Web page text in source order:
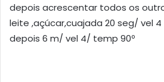
depois acrescentar todos os
leite ,açúcar,cuajada 20 seg/ vel 4
depois 6 m/ vel 4/ temp 90º